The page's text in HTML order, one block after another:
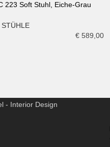
223 Soft Stuhl, Eiche-Grau
STÜHLE
€589,00